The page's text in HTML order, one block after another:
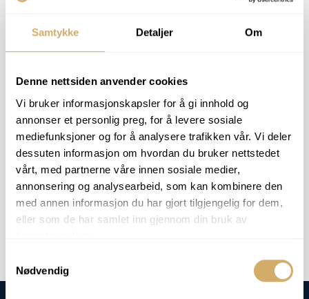
Samtykke Detaljer Om
Denne nettsiden anvender cookies
Vi bruker informasjonskapsler for å gi innhold og
annonser et personlig preg, for å levere sosiale
mediefunksjoner og for å analysere trafikken vår. Vi deler
dessuten informasjon om hvordan du bruker nettstedet
vårt, med partnerne våre innen sosiale medier,
annonsering og analysearbeid, som kan kombinere den
med annen informasjon du har gjort tilgjengelig for dem,
eller som de har samlet inn gjennom din bruk av
Nødvendig
quantificados gases típicos como o hidrogénio, metano,
etileno, etano e monóxido de carbono.
O resultado oferece ao cliente uma visão precisa da
antes que se transformem em danos graves ou falhas.
PACOTES DE ANÁLISE RELEVANTES
Esta análise não está incluída em nenhum pacote de análises
específico, mas podemos realizá-la mediante pedido.
Análise de encomendas - Análise de gases dissolvidos (AGD)